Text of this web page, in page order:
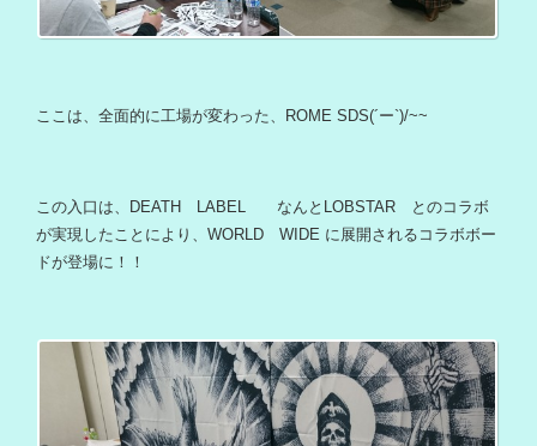
ここは、全面的に工場が変わった、ROME SDS(´ー`)/~~
この入口は、DEATH LABEL なんとLOBSTAR とのコラボ
が実現したことにより、WORLD WIDE に展開されるコラボボー
ドが登場に！！